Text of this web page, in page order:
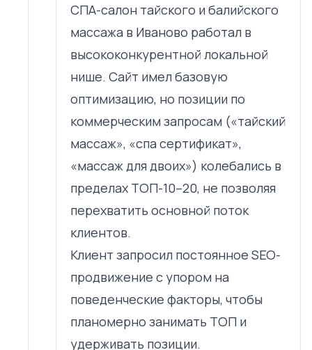
СПА-салон тайского и балийского
массажа в Иваново работал в
высококонкурентной локальной
нише. Сайт имел базовую
оптимизацию, но позиции по
коммерческим запросам («тайский
массаж», «спа сертификат»,
«массаж для двоих») колебались в
пределах ТОП-10–20, не позволяя
перехватить основной поток
клиентов.
Клиент запросил постоянное SEO-
продвижение с упором на
поведенческие факторы, чтобы
планомерно занимать ТОП и
удерживать позиции.